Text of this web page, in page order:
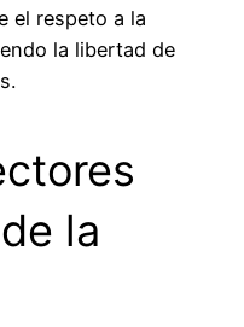
el respeto a la
la libertad de
la